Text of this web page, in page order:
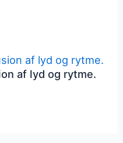
af lyd og rytme.